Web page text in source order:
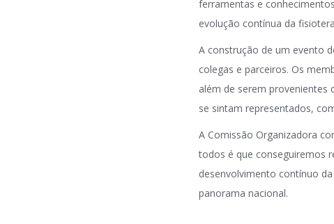
ferramentas e
evolução contínua da
A construção de um evento
colegas e parceiros. Os
além de serem
se sintam representados,
A Comissão Organizadora
todos é que conseguiremos
desenvolvimento contínuo
panorama nacional.